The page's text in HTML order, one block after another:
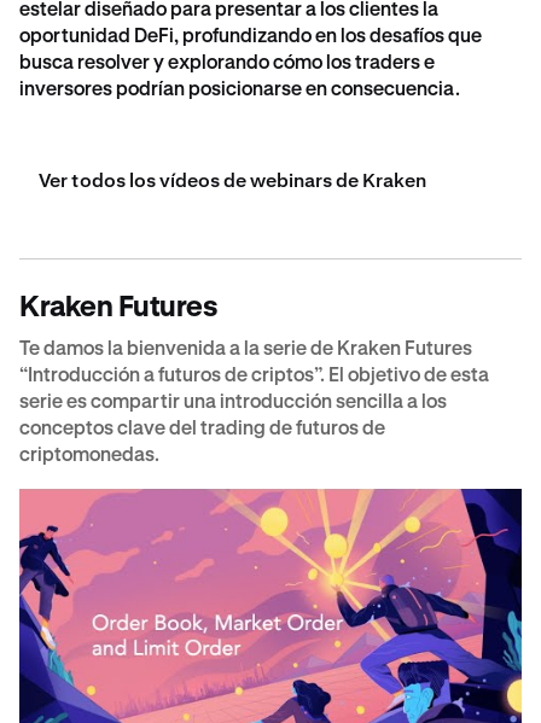
estelar diseñado para presentar a los clientes la
oportunidad DeFi, profundizando en los desafíos que
busca resolver y explorando cómo los traders e
inversores podrían posicionarse en consecuencia.
Ver todos los vídeos de webinars de Kraken
Kraken Futures
Te damos la bienvenida a la serie de Kraken Futures
“Introducción a futuros de criptos”. El objetivo de esta
serie es compartir una introducción sencilla a los
conceptos clave del trading de futuros de
criptomonedas.